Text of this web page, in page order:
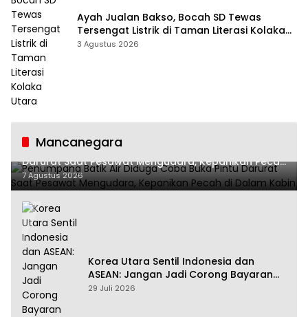
Ayah Jualan Bakso, Bocah SD Tewas
Tersengat Listrik di Taman Literasi Kolaka
Utara
3 Agustus 2026
Mancanegara
Penumpang Batik Air Diduga Coba Buka Pintu
Darurat Saat Pesawat Mengudara, Kepanikan Pecah
di Dalam Kabin
7 Agustus 2026
Korea Utara Sentil Indonesia dan
ASEAN: Jangan Jadi Corong Bayaran
Amerika Serikat
29 Juli 2026